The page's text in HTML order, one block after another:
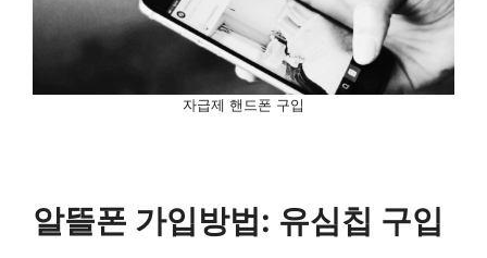
자급제 핸드폰 구입
알뜰폰 가입방법: 유심칩 구입